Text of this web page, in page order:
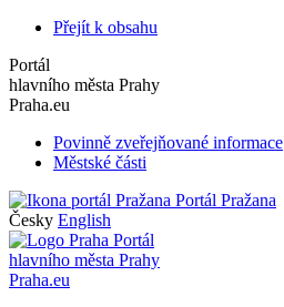
Přejít k obsahu
Portál
hlavního města Prahy
Praha.eu
Povinně zveřejňované informace
Městské části
Portál Pražana
Česky English
Portál
hlavního města Prahy
Praha.eu